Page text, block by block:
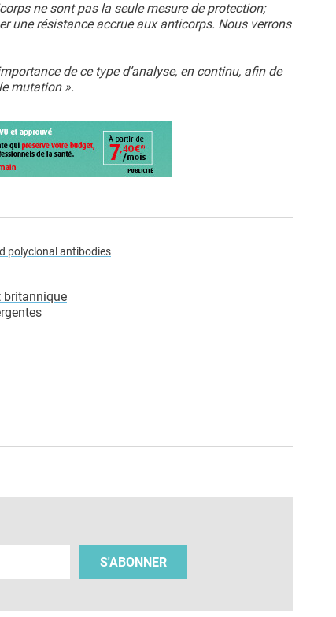
ne sont pas la seule mesure de protection;
une résistance accrue aux anticorps. Nous verrons
de ce type d’analyse, en continu, afin de
mutation ».
polyclonal antibodies
britannique
S'ABONNER